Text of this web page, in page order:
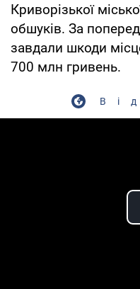
Криворізької
обшуків. За
завдали шкоди
700 млн гривень.